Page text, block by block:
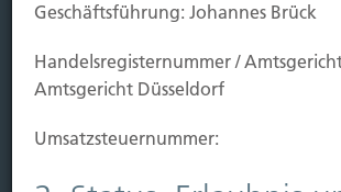
Kauf Grundstück
Baubeginn
Schaden
Geschäftsführung: Johannes Brück
Handels­registernummer /
Amtsgericht Düsseldorf
Umsatzsteuer­nummer: